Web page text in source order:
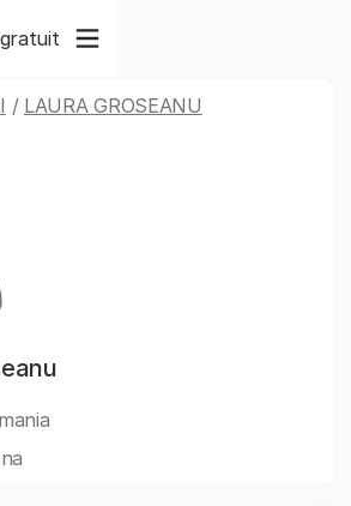
/ LAURA GROSEANU